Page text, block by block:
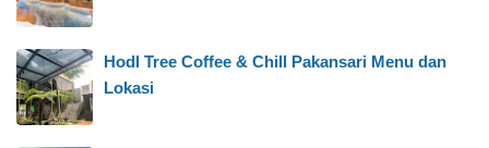
Hodl Tree Coffee & Chill Pakansari Menu dan
Lokasi